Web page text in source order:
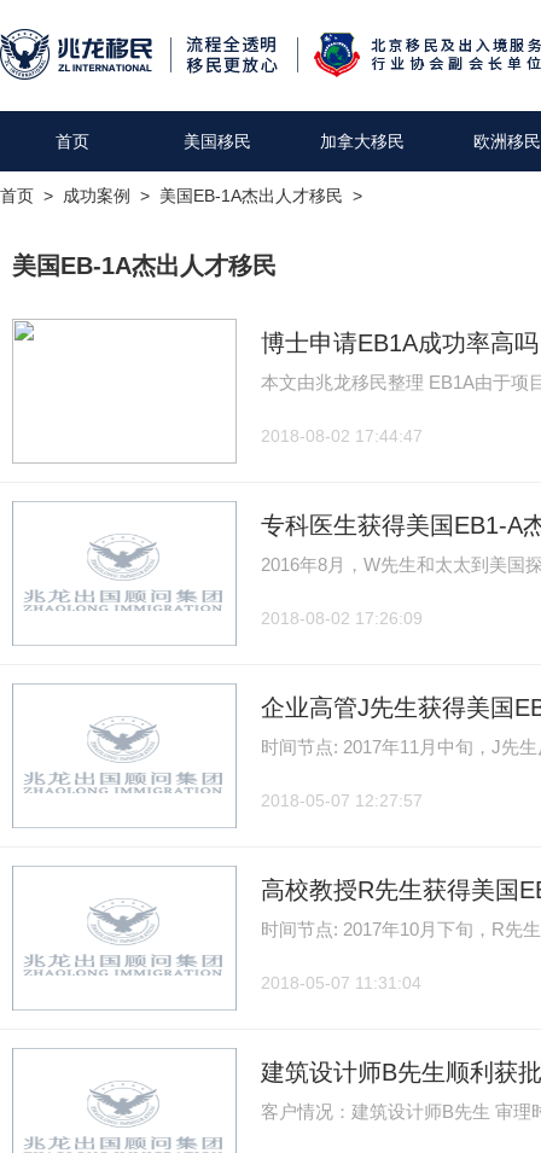
首页 美国移民 加拿大移民 欧洲移民
首页 > 成功案例 > 美国EB-1A杰出人才移民 >
美国EB-1A杰出人才移民
博士申请EB1A成功率高
本文由兆龙移民整理 EB1A由于项
2018-08-02 17:44:47
专科医生获得美国EB1-A
2016年8月，W先生和太太到美国
2018-08-02 17:26:09
企业高管J先生获得美国
时间节点: 2017年11月中旬，J先
2018-05-07 12:27:57
高校教授R先生获得美国
时间节点: 2017年10月下旬，R先
2018-05-07 11:31:04
建筑设计师B先生顺利获
客户情况：建筑设计师B先生 审